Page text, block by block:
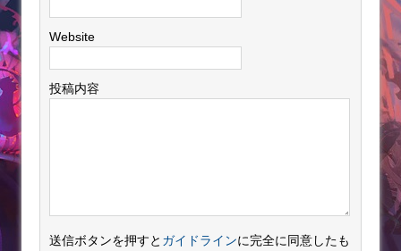
Website
投稿内容
送信ボタンを押すと ガイドラインに完全に同意したも